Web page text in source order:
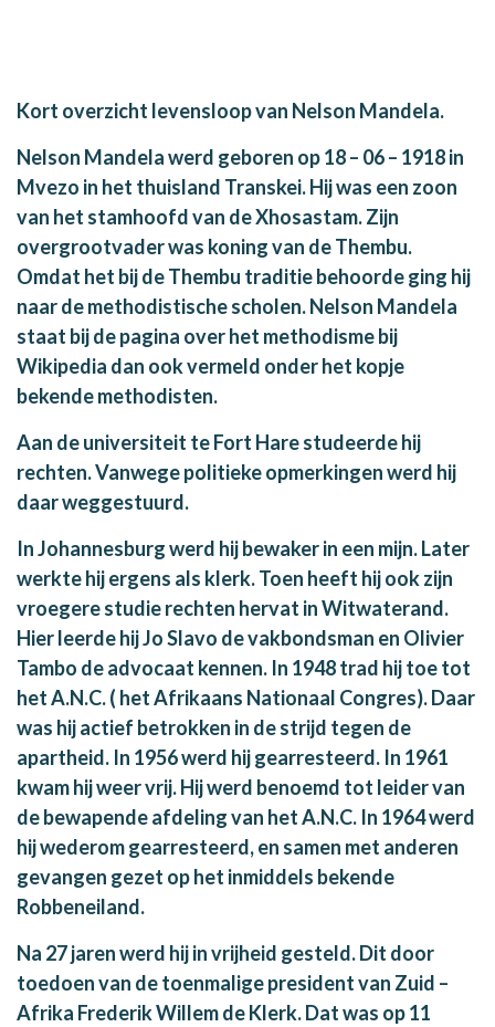
Kort overzicht levensloop van Nelson Mandela.
Nelson Mandela werd geboren op 18 – 06 – 1918 in
Mvezo in het thuisland Transkei. Hij was een zoon
van het stamhoofd van de Xhosastam. Zijn
overgrootvader was koning van de Thembu.
Omdat het bij de Thembu traditie behoorde ging hij
naar de methodistische scholen. Nelson Mandela
staat bij de pagina over het methodisme bij
Wikipedia dan ook vermeld onder het kopje
bekende methodisten.
Aan de universiteit te Fort Hare studeerde hij
rechten. Vanwege politieke opmerkingen werd hij
daar weggestuurd.
In Johannesburg werd hij bewaker in een mijn. Later
werkte hij ergens als klerk. Toen heeft hij ook zijn
vroegere studie rechten hervat in Witwaterand.
Hier leerde hij Jo Slavo de vakbondsman en Olivier
Tambo de advocaat kennen. In 1948 trad hij toe tot
het A.N.C. ( het Afrikaans Nationaal Congres). Daar
was hij actief betrokken in de strijd tegen de
apartheid. In 1956 werd hij gearresteerd. In 1961
kwam hij weer vrij. Hij werd benoemd tot leider van
de bewapende afdeling van het A.N.C. In 1964 werd
hij wederom gearresteerd, en samen met anderen
gevangen gezet op het inmiddels bekende
Robbeneiland.
Na 27 jaren werd hij in vrijheid gesteld. Dit door
toedoen van de toenmalige president van Zuid –
Afrika Frederik Willem de Klerk. Dat was op 11